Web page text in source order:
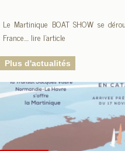
Le Martinique BOAT SHOW se
France.... lire l'article
Plus d'actualités